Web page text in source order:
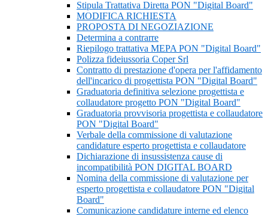
Stipula Trattativa Diretta PON "Digital Board"
MODIFICA RICHIESTA
PROPOSTA DI NEGOZIAZIONE
Determina a contrarre
Riepilogo trattativa MEPA PON "Digital Board"
Polizza fideiussoria Coper Srl
Contratto di prestazione d'opera per l'affidamento
dell'incarico di progettista PON "Digital Board"
Graduatoria definitiva selezione progettista e
collaudatore progetto PON "Digital Board"
Graduatoria provvisoria progettista e collaudatore
PON "Digital Board"
Verbale della commissione di valutazione
candidature esperto progettista e collaudatore
Dichiarazione di insussistenza cause di
incompatibilità PON DIGITAL BOARD
Nomina della commissione di valutazione per
esperto progettista e collaudatore PON "Digital
Board"
Comunicazione candidature interne ed elenco